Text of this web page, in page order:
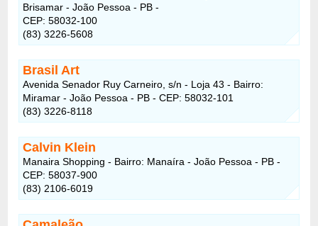
Brisamar - João Pessoa - PB -
CEP: 58032-100
(83) 3226-5608
Brasil Art
Avenida Senador Ruy Carneiro, s/n - Loja 43 - Bairro:
Miramar - João Pessoa - PB - CEP: 58032-101
(83) 3226-8118
Calvin Klein
Manaira Shopping - Bairro: Manaíra - João Pessoa - PB -
CEP: 58037-900
(83) 2106-6019